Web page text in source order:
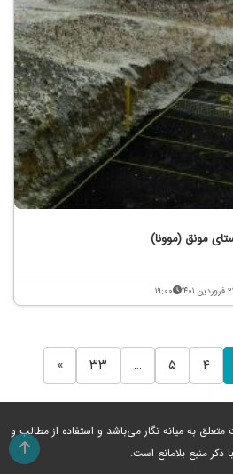
مونق (موونا)
۲۱ فروردین ۱۴۰۱ ۱۹:۰۰
۴ ۵ … ۳۳ »
به میانه نگار می‌باشد و استفاده از مطالب و
ذکر منبع بلامانع است.